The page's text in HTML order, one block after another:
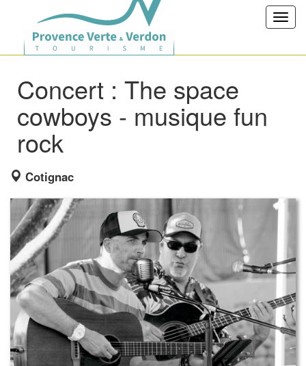
Concert : The space
cowboys - musique fun
rock
Cotignac